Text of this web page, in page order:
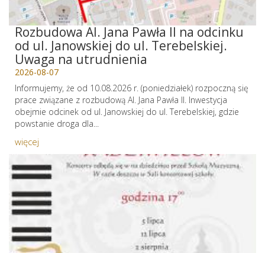
Rozbudowa Al. Jana Pawła II na odcinku
od ul. Janowskiej do ul. Terebelskiej.
Uwaga na utrudnienia
2026-08-07
Informujemy, że od 10.08.2026 r. (poniedziałek) rozpoczną się
prace związane z rozbudową Al. Jana Pawła II. Inwestycja
obejmie odcinek od ul. Janowskiej do ul. Terebelskiej, gdzie
powstanie droga dla...
więcej